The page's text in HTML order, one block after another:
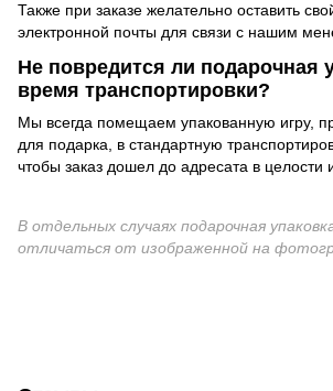
Также при заказе желательно оставить
электронной почты для связи с нашим
Не повредится ли подарочная
время транспортировки?
Мы всегда помещаем упакованную игру,
для подарка, в стандартную
чтобы заказ дошел до адресата в целости
В отдельных случаях подарочная
отличаться от изображенной на